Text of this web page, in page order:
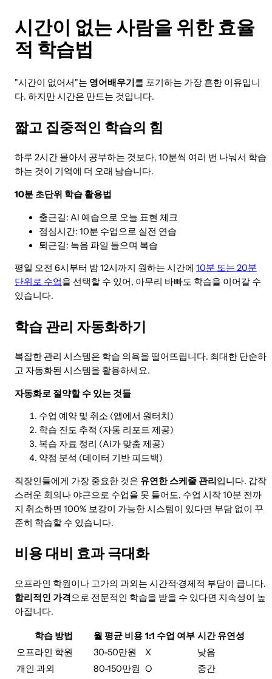
시간이 없는 사람을 위한 효율
적 학습법
"시간이 없어서"는 영어배우기 를 포기하는 가장 흔한 이유입니
다. 하지만 시간은 만드는 것입니다.
짧고 집중적인 학습의 힘
하루 2시간 몰아서 공부하는 것보다, 10분씩 여러 번 나눠서 학습
하는 것이 기억에 더 오래 남습니다.
10분 초단위 학습 활용법
출근길: AI 예습으로 오늘 표현 체크
점심시간: 10분 수업으로 실전 연습
퇴근길: 녹음 파일 들으며 복습
평일 오전 6시부터 밤 12시까지 원하는 시간에 10분 또는 20분
단위로 수업을 선택할 수 있어, 아무리 바빠도 학습을 이어갈 수
있습니다.
학습 관리 자동화하기
복잡한 관리 시스템은 학습 의욕을 떨어뜨립니다. 최대한 단순하
고 자동화된 시스템을 활용하세요.
자동화로 절약할 수 있는 것들
수업 예약 및 취소 (앱에서 원터치)
학습 진도 추적 (자동 리포트 제공)
복습 자료 정리 (AI가 맞춤 제공)
약점 분석 (데이터 기반 피드백)
직장인들에게 가장 중요한 것은 유연한 스케줄 관리입니다. 갑작
스러운 회의나 야근으로 수업을 못 들어도, 수업 시작 10분 전까
지 취소하면 100% 보강이 가능한 시스템이 있다면 부담 없이 꾸
준히 학습할 수 있습니다.
비용 대비 효과 극대화
오프라인 학원이나 고가의 과외는 시간적·경제적 부담이 큽니다.
합리적인 가격으로 전문적인 학습을 받을 수 있다면 지속성이 높
아집니다.
학습 방법 월 평균 비용 1:1 수업 여부 시간 유연성
오프라인 학원
30-50만원 X
낮음
개인 과외
80-150만원 O
중간